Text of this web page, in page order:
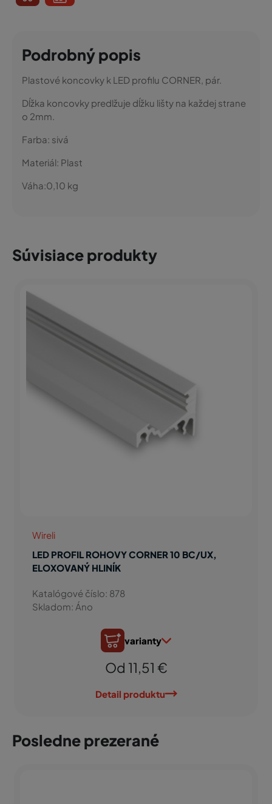
Podrobný popis
Plastové koncovky k LED profilu CORNER, pár.
Dĺžka koncovky predlžuje dĺžku lišty na každej strane
o 2mm.
Farba: sivá
Materiál: Plast
Váha:0,10 kg
Súvisiace produkty
Wireli
LED PROFIL ROHOVY CORNER 10 BC/UX,
ELOXOVANÝ HLINÍK
Katalógové číslo: 878
Skladom: Áno
varianty
Od 11,51 €
Detail produktu
Posledne prezerané